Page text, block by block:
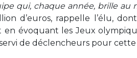
qui, chaque année, brille au
d’euros, rappelle l’élu,
évoquant les Jeux
de déclencheurs pour